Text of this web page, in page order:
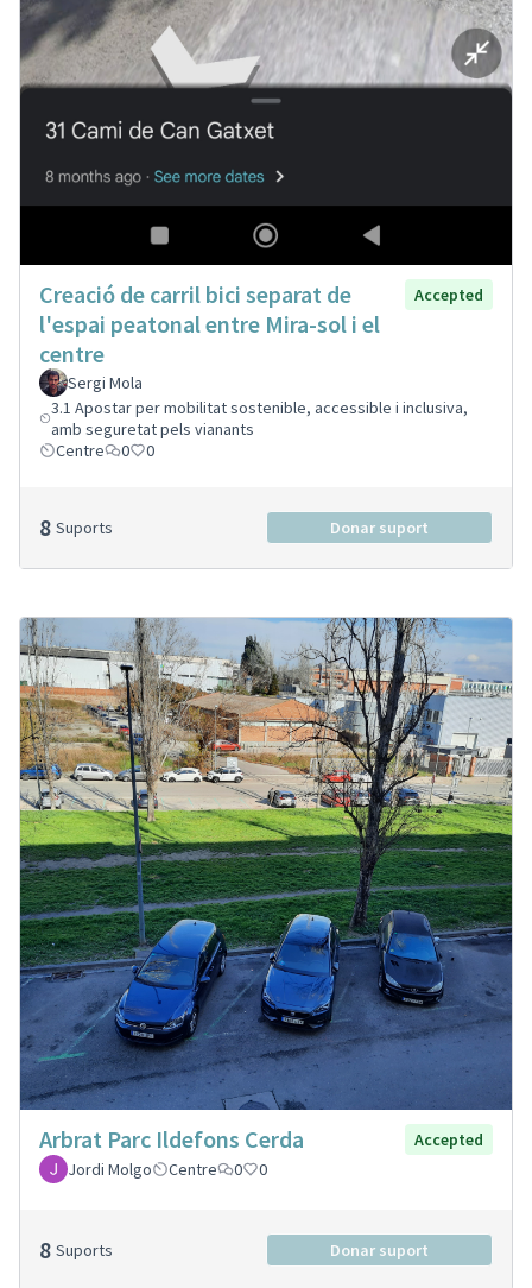
Creació de carril bici separat de
l'espai peatonal entre Mira-sol i el
centre
Accepted
Sergi Mola
3.1 Apostar per mobilitat sostenible, accessible i inclusiva,
amb seguretat pels vianants
Centre
0 0
8 Suports Donar suport
Arbrat Parc Ildefons Cerda
Accepted
Jordi Molgo
Centre 0 0
8 Suports Donar suport